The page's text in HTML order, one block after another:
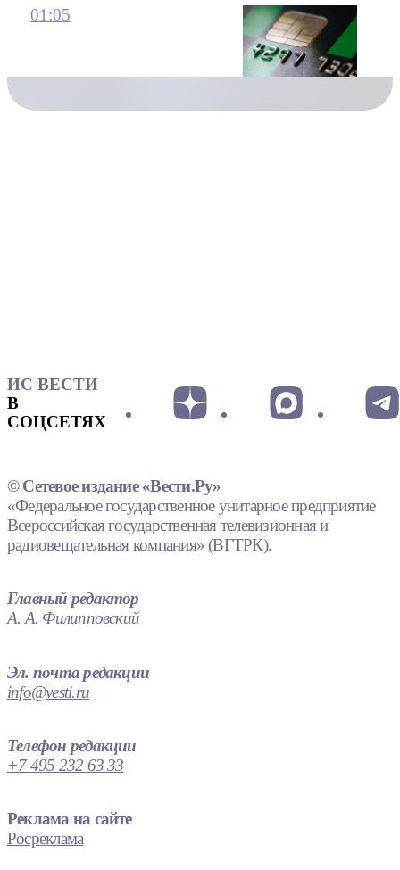
01:05
ИС ВЕСТИ
В
СОЦСЕТЯХ
© Сетевое издание «Вести.Ру»
«Федеральное государственное унитарное предприятие
Всероссийская государственная телевизионная и
радиовещательная компания» (ВГТРК).
Главный редактор
А. А. Филипповский
Эл. почта редакции
info@vesti.ru
Телефон редакции
+7 495 232 63 33
Реклама на сайте
Росреклама